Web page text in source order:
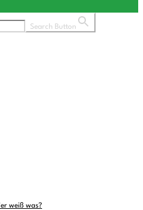
Search Button
weiß was?